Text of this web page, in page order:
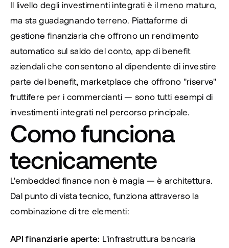
Il livello degli investimenti integrati è il meno maturo,
ma sta guadagnando terreno. Piattaforme di
gestione finanziaria che offrono un rendimento
automatico sul saldo del conto, app di benefit
aziendali che consentono al dipendente di investire
parte del benefit, marketplace che offrono "riserve"
fruttifere per i commercianti — sono tutti esempi di
investimenti integrati nel percorso principale.
Como funciona
tecnicamente
L'embedded finance non è magia — è architettura.
Dal punto di vista tecnico, funziona attraverso la
combinazione di tre elementi:
API finanziarie aperte: L'infrastruttura bancaria